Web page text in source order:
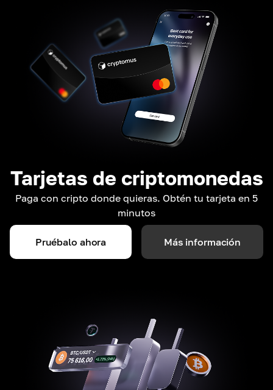
Tarjetas de criptomonedas
Paga con cripto donde quieras. Obtén tu tarjeta en 5
minutos
Pruébalo ahora Más información